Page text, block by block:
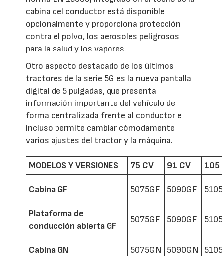
cabina del conductor está disponible
opcionalmente y proporciona protección
contra el polvo, los aerosoles peligrosos
para la salud y los vapores.
Otro aspecto destacado de los últimos
tractores de la serie 5G es la nueva pantalla
digital de 5 pulgadas, que presenta
información importante del vehículo de
forma centralizada frente al conductor e
incluso permite cambiar cómodamente
varios ajustes del tractor y la máquina.
MODELOS Y VERSIONES 75 CV 91 CV 105
Cabina GF 5075GF 5090GF
Plataforma de
conducción abierta GF
5075GF 5090GF
Cabina GN 5075GN 5090GN